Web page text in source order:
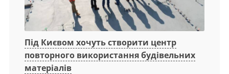
Під Києвом хочуть створити центр
повторного використання будівельних
матеріалів